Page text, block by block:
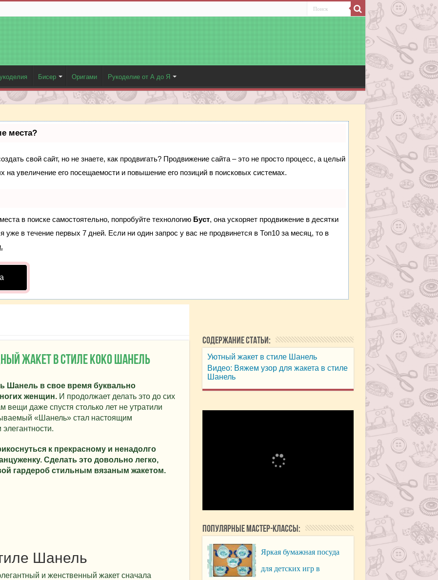
Бисер Оригами Рукоделие от А до Я
места?
свой сайт, но не знаете, как продвигать? Продвижение сайта – это не просто процесс, а целый
на увеличение его посещаемости и повышение его позиций в поисковых системах.
в поиске самостоятельно, попробуйте технологию Буст, она ускоряет продвижение в десятки
уже в течение первых 7 дней. Если ни один запрос у вас не продвинется в Топ10 за месяц, то в
жакет в стиле Коко Шанель
Шанель в свое время буквально
женщин.И продолжает делать это до сих
вещи даже спустя столько лет не утратили
«Шанель» стал настоящим
к прекрасному и ненадолго
Сделать это довольно легко,
гардероб стильным вязаным жакетом.
Шанель
и женственный жакет сначала
Содержание статьи:
Уютный жакет в стиле Шанель
Видео: Вяжем узор для жакета в стиле
Шанель
Популярные мастер-классы:
Яркая бумажная посуда
для детских игр в